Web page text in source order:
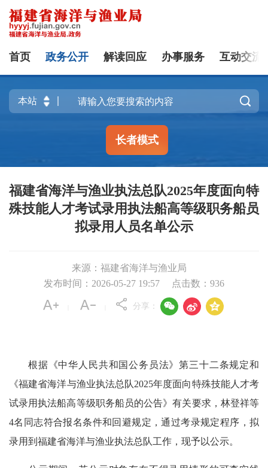
首页 政务公开 解读回应 办事服务 互动交流

长者模式
福建省海洋与渔业执法总队2025年度面向特
殊技能人才考试录用执法船高等级职务船员
拟录用人员名单公示
来源：福建省海洋与渔业局
发布时间：2026-05-27 19:57
点击数： 936
分享：   
根据《中华人民共和国公务员法》第三十二条规定和
《福建省海洋与渔业执法总队2025年度面向特殊技能人才考
试录用执法船高等级职务船员的公告》有关要求，林登祥等
4名同志符合报名条件和回避规定，通过考录规定程序，拟
录用到福建省海洋与渔业执法总队工作，现予以公示。